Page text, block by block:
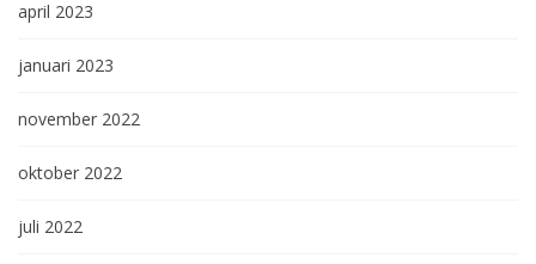
april 2023
januari 2023
november 2022
oktober 2022
juli 2022